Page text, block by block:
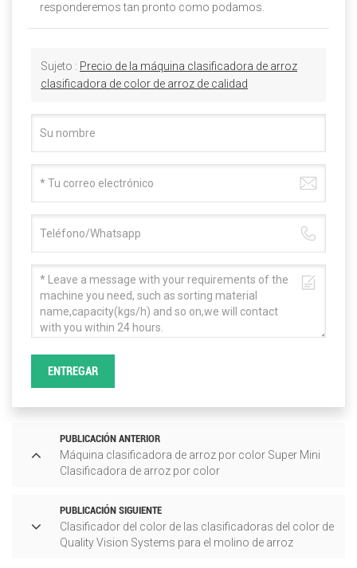
responderemos tan pronto como podamos.
Sujeto : Precio de la máquina clasificadora de arroz
clasificadora de color de arroz de calidad
ENTREGAR
PUBLICACIÓN ANTERIOR
Máquina clasificadora de arroz por color Super Mini
Clasificadora de arroz por color
PUBLICACIÓN SIGUIENTE
Clasificador del color de las clasificadoras del color de
Quality Vision Systems para el molino de arroz